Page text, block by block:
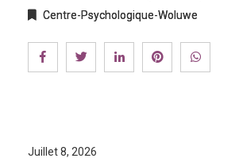
Centre-Psychologique-Woluwe
Juillet 8, 2026